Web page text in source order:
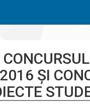
ȘI